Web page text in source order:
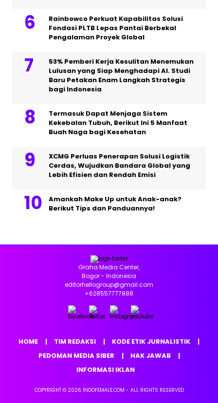
Rainbowco Perkuat Kapabilitas Solusi
Fondasi PLTB Lepas Pantai Berbekal
Pengalaman Proyek Global
53% Pemberi Kerja Kesulitan Menemukan
Lulusan yang Siap Menghadapi AI. Studi
Baru Petakan Enam Langkah Strategis
bagi Indonesia
Termasuk Dapat Menjaga Sistem
Kekebalan Tubuh, Berikut Ini 5 Manfaat
Buah Naga bagi Kesehatan
XCMG Perluas Penerapan Solusi Logistik
Cerdas, Wujudkan Bandara Global yang
Lebih Efisien dan Rendah Emisi
Amankah Make Up untuk Anak-anak?
Berikut Tips dan Panduannya!
Graha Media Center,
Bogor - Indonesia
editorhellogroup@gmail.com
+628557777888
HOME TIM REDAKSI
KODE ETIK JURNALISTIK
PEDOMAN MEDIA SIBER
HAK JAWAB
INFORMASI IKLAN
COPYRIGHT © 2026 INDOFEMALE.COM - ALL RIGHTS RESERVED